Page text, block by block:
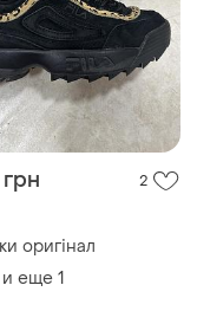
2
оригінал
и еще 1